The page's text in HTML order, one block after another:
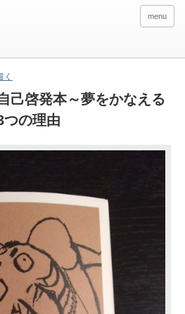
menu
く
己啓発本～夢をかなえる
つの理由